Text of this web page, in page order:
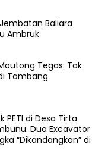
Baliara
Ambruk
Tegas: Tak
Tambang
PETI di Desa Tirta
Dua Excavator
“Dikandangkan” di